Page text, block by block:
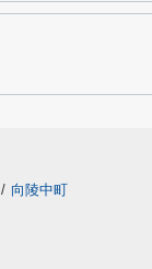
/ 向陵中町